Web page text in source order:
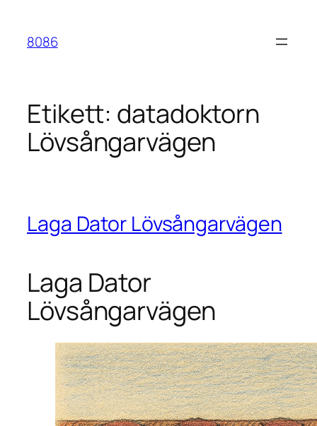
innehåll
8086
Etikett: datadoktorn
Lövsångarvägen
Laga Dator Lövsångarvägen
Laga Dator
Lövsångarvägen